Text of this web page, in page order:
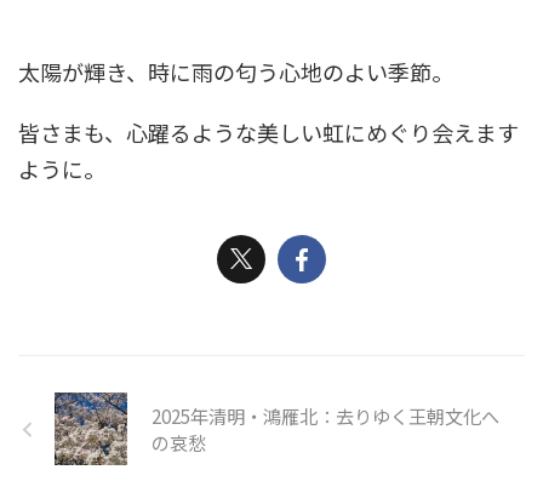
太陽が輝き、時に雨の匂う心地のよい季節。
皆さまも、心躍るような美しい虹にめぐり会えます
ように。
2025年清明・鴻雁北：去りゆく王朝文化へ
の哀愁